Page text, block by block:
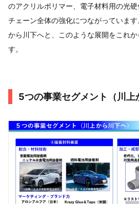
のアクリルポリマー、電子材料用の光
チェーン全体の強化につながっていま
から川下へと、このような展開をこれ
す。
5つの事業セグメント（川上